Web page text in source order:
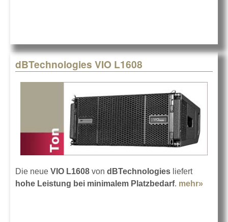
dBTechnologies VIO L1608
Die neue VIO L1608 von dBTechnologies liefert
hohe Leistung bei minimalem Platzbedarf. mehr»